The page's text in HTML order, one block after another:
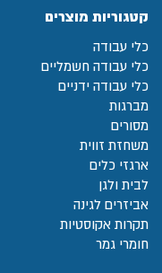
קטגוריות מוצרים
כלי עבודה
כלי עבודה חשמליים
כלי עבודה ידניים
מברגות
מסורים
משחזת זווית
ארגזי כלים
לבית ולגן
אביזרים לגינה
תקרות אקוסטיות
חומרי גמר